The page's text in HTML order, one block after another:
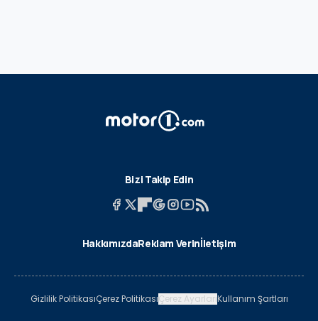
Bizi Takip Edin
HakkımızdaReklam Verinİletişim
Gizlilik PolitikasıÇerez PolitikasıÇerez AyarlarıKullanım Şartları